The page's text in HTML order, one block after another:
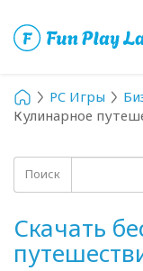
PC Игры
Кулинарное
Поиск
Скачать